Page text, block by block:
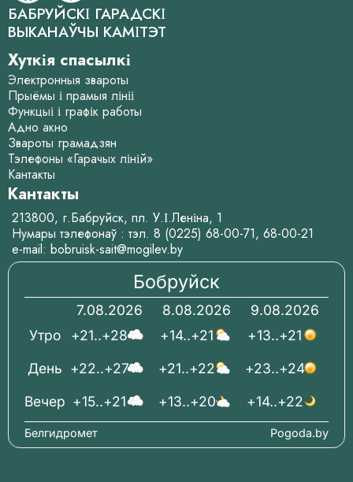
БАБРУЙСКІ ГАРАДСКІ
ВЫКАНАЎЧЫ КАМІТЭТ
Хуткія спасылкі
Электронныя звароты
Прыёмы і прамыя лініі
Функцыі і графік работы
Адно акно
Звароты грамадзян
Тэлефоны «Гарачых ліній»
Кантакты
Кантакты
213800, г.Бабруйск, пл. У.І.Леніна, 1
Нумары тэлефонаў : тэл. 8 (0225) 68-00-71, 68-00-21
e-mail: bobruisk-sait@mogilev.by
Бобруйск
7.08.2026
+21..+28
+22..+27
+15..+21
8.08.2026
+14..+21
+21..+22
+13..+20
9.08.2026
+13..+21
+23..+24
+14..+22
Вечер
День
Утро
Pogoda.by
Белгидромет